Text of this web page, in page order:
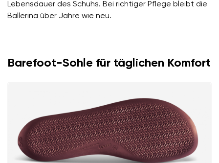
Lebensdauer des Schuhs. Bei richtiger Pflege bleibt die
Ballerina über Jahre wie neu.
Barefoot-Sohle für täglichen Komfort